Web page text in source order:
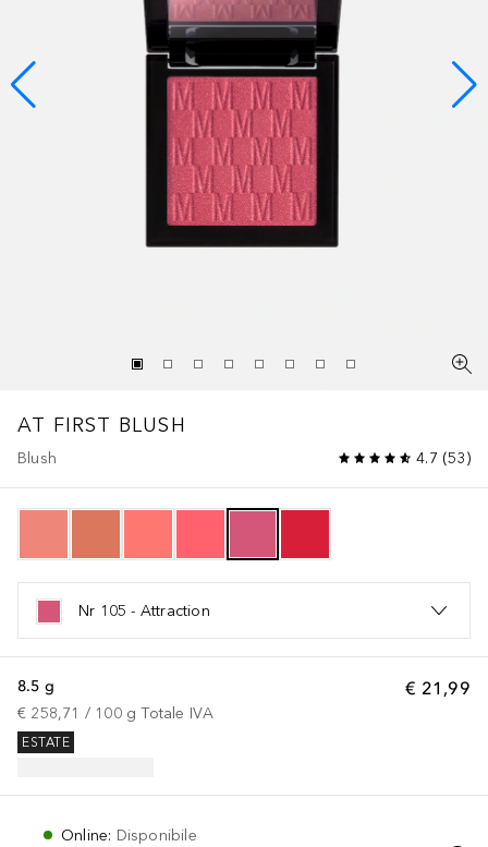
AT FIRST BLUSH
Blush 4.7 (53)
Nr 105 - Attraction
€ 21,99
8.5 g
€ 258,71 / 100 g Totale IVA
ESTATE
Online: Disponibile